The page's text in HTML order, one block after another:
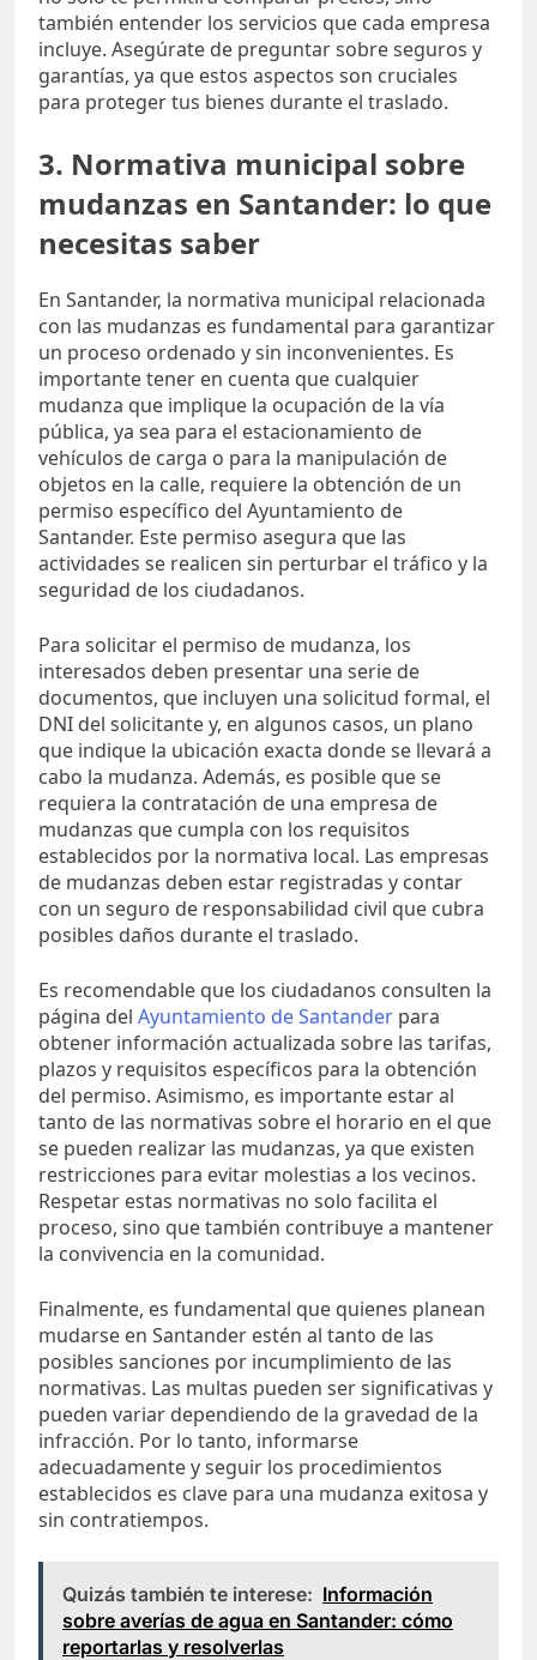
también entender los servicios que cada empresa
incluye. Asegúrate de preguntar sobre seguros y
garantías, ya que estos aspectos son cruciales
para proteger tus bienes durante el traslado.
3. Normativa municipal sobre
mudanzas en Santander: lo que
necesitas saber
En Santander, la normativa municipal relacionada
con las mudanzas es fundamental para garantizar
un proceso ordenado y sin inconvenientes. Es
importante tener en cuenta que cualquier
mudanza que implique la ocupación de la vía
pública, ya sea para el estacionamiento de
vehículos de carga o para la manipulación de
objetos en la calle, requiere la obtención de un
permiso específico del Ayuntamiento de
Santander. Este permiso asegura que las
actividades se realicen sin perturbar el tráfico y la
seguridad de los ciudadanos.
Para solicitar el permiso de mudanza, los
interesados deben presentar una serie de
documentos, que incluyen una solicitud formal, el
DNI del solicitante y, en algunos casos, un plano
que indique la ubicación exacta donde se llevará a
cabo la mudanza. Además, es posible que se
requiera la contratación de una empresa de
mudanzas que cumpla con los requisitos
establecidos por la normativa local. Las empresas
de mudanzas deben estar registradas y contar
con un seguro de responsabilidad civil que cubra
posibles daños durante el traslado.
Es recomendable que los ciudadanos consulten la
página del Ayuntamiento de Santander para
obtener información actualizada sobre las tarifas,
plazos y requisitos específicos para la obtención
del permiso. Asimismo, es importante estar al
tanto de las normativas sobre el horario en el que
se pueden realizar las mudanzas, ya que existen
restricciones para evitar molestias a los vecinos.
Respetar estas normativas no solo facilita el
proceso, sino que también contribuye a mantener
la convivencia en la comunidad.
Finalmente, es fundamental que quienes planean
mudarse en Santander estén al tanto de las
posibles sanciones por incumplimiento de las
normativas. Las multas pueden ser significativas y
pueden variar dependiendo de la gravedad de la
infracción. Por lo tanto, informarse
adecuadamente y seguir los procedimientos
establecidos es clave para una mudanza exitosa y
sin contratiempos.
Quizás también te interese: Información
sobre averías de agua en Santander: cómo
reportarlas y resolverlas